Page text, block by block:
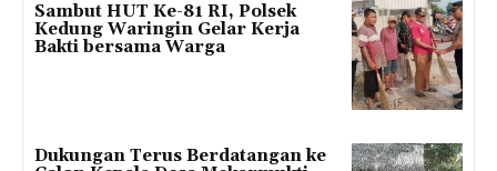
Sambut HUT Ke-81 RI, Polsek
Kedung Waringin Gelar Kerja
Bakti bersama Warga
Dukungan Terus Berdatangan ke